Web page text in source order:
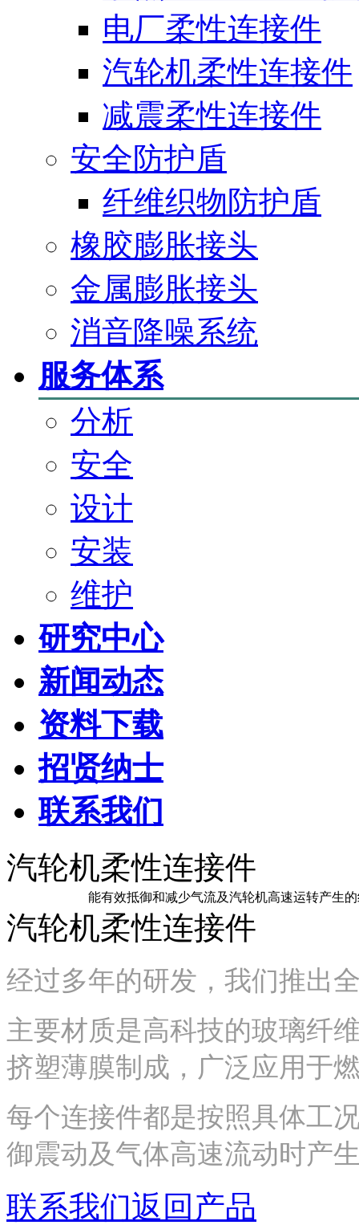
电厂柔性连接件
汽轮机柔性连接件
减震柔性连接件
安全防护盾
纤维织物防护盾
橡胶膨胀接头
金属膨胀接头
消音降噪系统
服务体系
分析
安全
设计
安装
维护
研究中心
新闻动态
资料下载
招贤纳士
联系我们
汽轮机柔性连接件
能有效抵御和减少气流及汽轮机高速运转产生
汽轮机柔性连接件
经过多年的研发，我们推出
主要材质是高科技的玻璃纤
挤塑薄膜制成，广泛应用于
每个连接件都是按照具体工
御震动及气体高速流动时产
联系我们返回产品